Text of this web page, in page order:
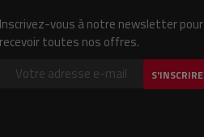
Inscrivez-vous à notre newsletter pour
recevoir toutes nos offres.
S'INSCRIRE